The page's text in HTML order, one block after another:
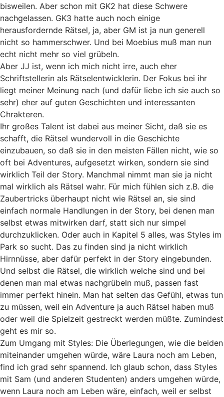
bisweilen. Aber schon mit GK2 hat diese Schwere
nachgelassen. GK3 hatte auch noch einige
herausfordernde Rätsel, ja, aber GM ist ja nun generell
nicht so hammerschwer. Und bei Moebius muß man nun
echt nicht mehr so viel grübeln.
Aber JJ ist, wenn ich mich nicht irre, auch eher
Schriftstellerin als Rätselentwicklerin. Der Fokus bei ihr
liegt meiner Meinung nach (und dafür liebe ich sie auch so
sehr) eher auf guten Geschichten und interessanten
Chrakteren.
Ihr großes Talent ist dabei aus meiner Sicht, daß sie es
schafft, die Rätsel wundervoll in die Geschichte
einzubauen, so daß sie in den meisten Fällen nicht, wie so
oft bei Adventures, aufgesetzt wirken, sondern sie sind
wirklich Teil der Story. Manchmal nimmt man sie ja nicht
mal wirklich als Rätsel wahr. Für mich fühlen sich z.B. die
Zaubertricks überhaupt nicht wie Rätsel an, sie sind
einfach normale Handlungen in der Story, bei denen man
selbst etwas mitwirken darf, statt sich nur simpel
durchzuklicken. Oder auch in Kapitel 5 alles, was Styles im
Park so sucht. Das zu finden sind ja nicht wirklich
Hirnnüsse, aber dafür perfekt in der Story eingebunden.
Und selbst die Rätsel, die wirklich welche sind und bei
denen man mal etwas nachgrübeln muß, passen fast
immer perfekt hinein. Man hat selten das Gefühl, etwas tun
zu müssen, weil ein Adventure ja auch Rätsel haben muß
oder weil die Spielzeit gestreckt werden müßte. Zumindest
geht es mir so.
Zum Umgang mit Styles: Die Überlegungen, wie die beiden
miteinander umgehen würde, wäre Laura noch am Leben,
find ich grad sehr spannend. Ich glaub schon, dass Styles
mit Sam (und anderen Studenten) anders umgehen würde,
wenn Laura noch am Leben wäre, einfach, weil er selbst